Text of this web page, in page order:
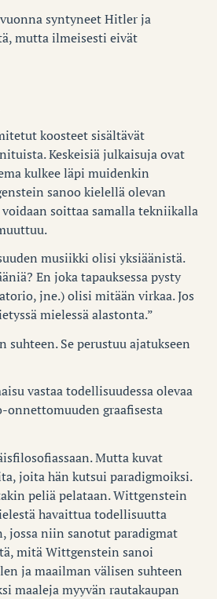
syntyneet Hitler ja
mutta ilmeisesti eivät
koosteet sisältävät
Keskeisiä julkaisuja ovat
kulkee läpi muidenkin
sanoo kielellä olevan
soittaa samalla tekniikalla
musiikki olisi yksiäänistä.
En joka tapauksessa pysty
jne.) olisi mitään virkaa. Jos
mielessä alastonta.”
suhteen. Se perustuu ajatukseen
vastaa todellisuudessa olevaa
onnettomuuden graafisesta
Mutta kuvat
joita hän kutsui paradigmoiksi.
peliä pelataan. Wittgenstein
havaittua todellisuutta
jossa niin sanotut paradigmat
mitä Wittgenstein sanoi
ja maailman välisen suhteen
maaleja myyvän rautakaupan